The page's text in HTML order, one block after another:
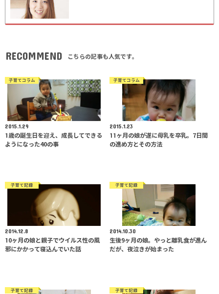
RECOMMEND こちらの記事も人気です。
子育てコラム
2015.1.29
1歳の誕生日を迎え、成長してできる
ようになった40の事
子育てコラム
2015.1.23
11ヶ月の娘が遂に母乳を卒乳。7日間
の進め方とその方法
子育て記録
2014.12.8
10ヶ月の娘と親子でウイルス性の風
邪にかかって寝込んでいた話
子育て記録
2014.10.30
生後9ヶ月の娘。やっと離乳食が進ん
だが、夜泣きが始まった
子育て記録 子育て記録